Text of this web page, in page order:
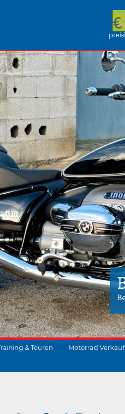
& Touren Motorrad Verkauf